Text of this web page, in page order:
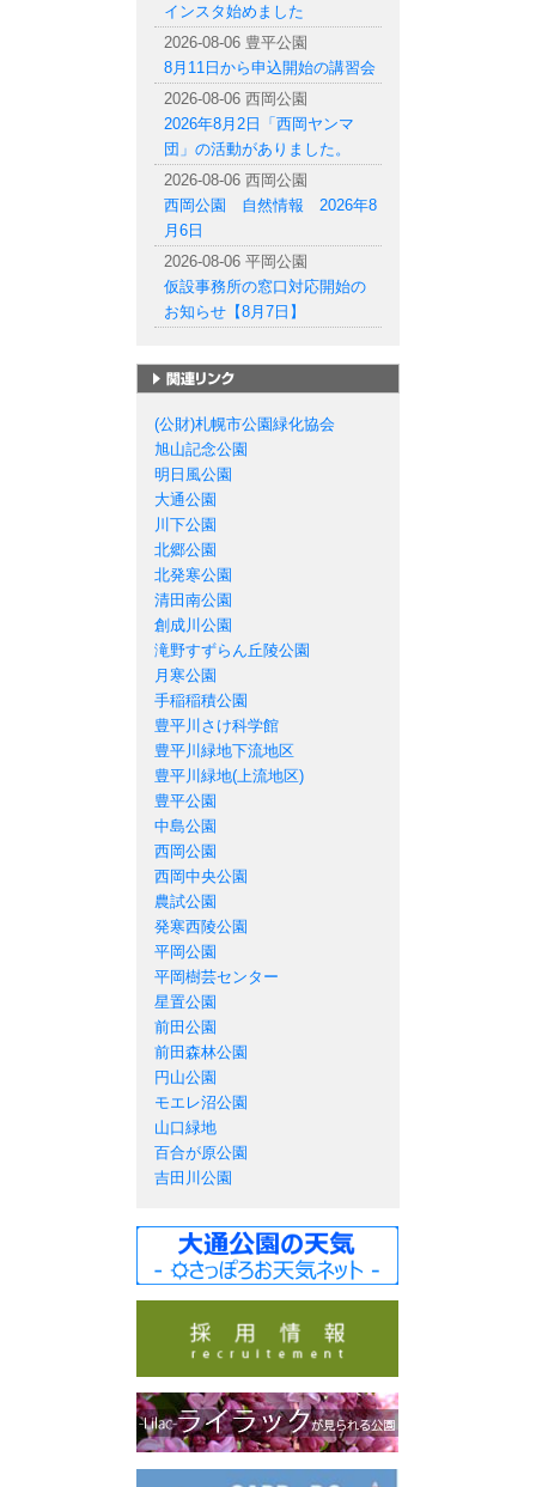
インスタ始めました
2026-08-06 豊平公園
8月11日から申込開始の講習会
2026-08-06 西岡公園
2026年8月2日「西岡ヤンマ
団」の活動がありました。
2026-08-06 西岡公園
西岡公園 自然情報 2026年8
月6日
2026-08-06 平岡公園
仮設事務所の窓口対応開始の
お知らせ【8月7日】
(公財)札幌市公園緑化協会
旭山記念公園
明日風公園
大通公園
川下公園
北郷公園
北発寒公園
清田南公園
創成川公園
滝野すずらん丘陵公園
月寒公園
手稲稲積公園
豊平川さけ科学館
豊平川緑地下流地区
豊平川緑地(上流地区)
豊平公園
中島公園
西岡公園
西岡中央公園
農試公園
発寒西陵公園
平岡公園
平岡樹芸センター
星置公園
前田公園
前田森林公園
円山公園
モエレ沼公園
山口緑地
百合が原公園
吉田川公園